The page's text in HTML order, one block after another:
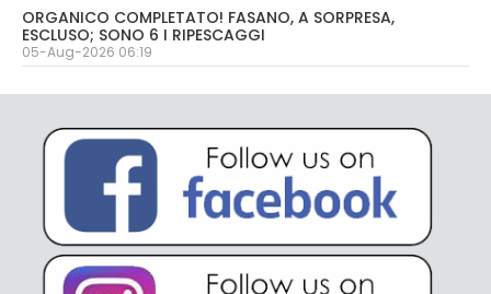
ORGANICO COMPLETATO! FASANO, A SORPRESA,
ESCLUSO; SONO 6 I RIPESCAGGI
05-Aug-2026 06:19